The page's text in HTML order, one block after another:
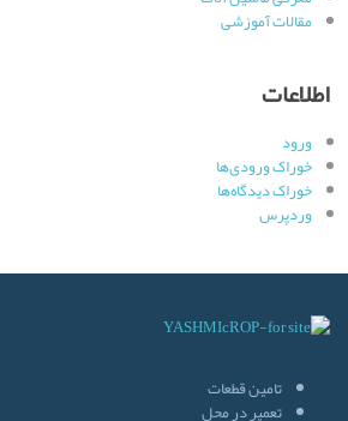
مقالات آموزشی
اطلاعات
ورود
خوراک ورودی‌ها
خوراک دیدگاه‌ها
وردپرس
تامین قطعات
تعمیر در محل